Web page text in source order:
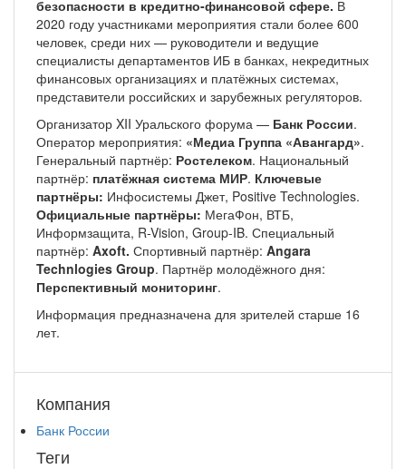
безопасности в кредитно-финансовой сфере. В
2020 году участниками мероприятия стали более 600
человек, среди них — руководители и ведущие
специалисты департаментов ИБ в банках, некредитных
финансовых организациях и платёжных системах,
представители российских и зарубежных регуляторов.
Организатор XII Уральского форума — Банк России.
Оператор мероприятия: «Медиа Группа «Авангард».
Генеральный партнёр: Ростелеком. Национальный
партнёр: платёжная система МИР. Ключевые
партнёры: Инфосистемы Джет, Positive Technologies.
Официальные партнёры: МегаФон, ВТБ,
Информзащита, R-Vision, Group-IB. Специальный
партнёр: Axoft. Спортивный партнёр: Angara
Technlogies Group. Партнёр молодёжного дня:
Перспективный мониторинг.
Информация предназначена для зрителей старше 16
лет.
Компания
Банк России
Теги